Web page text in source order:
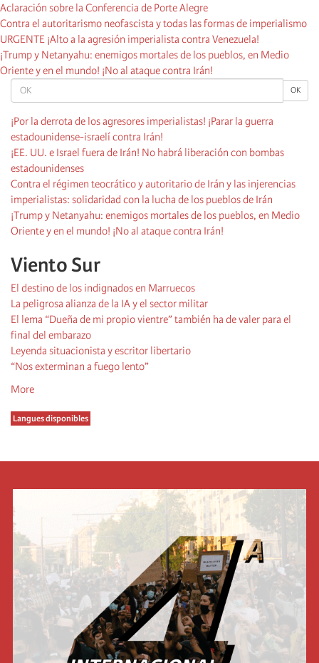
OK OK
¡Por la derrota de los agresores imperialistas! ¡Parar la guerra
estadounidense-israelí contra Irán!
¡EE. UU. e Israel fuera de Irán! No habrá liberación con bombas
estadounidenses
Contra el régimen teocrático y autoritario de Irán y las injerencias
imperialistas: solidaridad con la lucha de los pueblos de Irán
¡Trump y Netanyahu: enemigos mortales de los pueblos, en Medio
Oriente y en el mundo! ¡No al ataque contra Irán!
Viento Sur
El destino de los indignados en Marruecos
La peligrosa alianza de la IA y el sector militar
El lema “Dueña de mi propio vientre” también ha de valer para el
final del embarazo
Leyenda situacionista y escritor libertario
“Nos exterminan a fuego lento”
More
Langues disponibles
Aclaración sobre la Conferencia de Porte Alegre
Contra el autoritarismo neofascista y todas las formas de imperialismo
URGENTE ¡Alto a la agresión imperialista contra Venezuela!
¡Trump y Netanyahu: enemigos mortales de los pueblos, en Medio
Oriente y en el mundo! ¡No al ataque contra Irán!